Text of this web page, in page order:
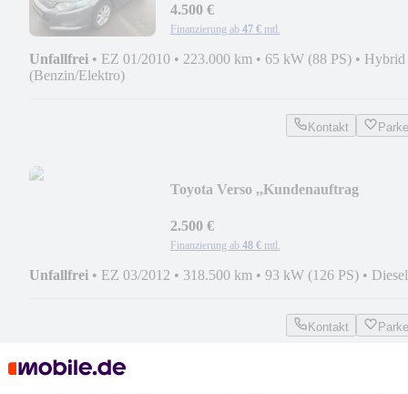
4.500 €
Finanzierung ab 47 € mtl.
Unfallfrei • EZ 01/2010 • 223.000 km • 65 kW (88 PS) • Hybrid
(Benzin/Elektro)
Kontakt
Toyota Verso ,,Kundenauftrag
2.500 €
Finanzierung ab 48 € mtl.
Unfallfrei • EZ 03/2012 • 318.500 km • 93 kW (126 PS) • Diesel
Kontakt
¹MwSt. ausweisbar